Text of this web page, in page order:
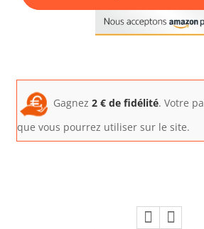
Gagnez 2 € de fidélité. Votre
que vous pourrez utiliser sur le site.